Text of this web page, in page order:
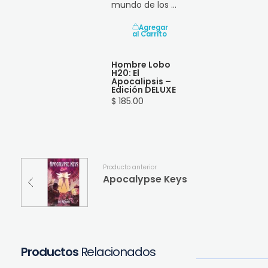
Hombre Lobo
H20: El
Apocalipsis –
Edición DELUXE
$ 185.00
mundo de los ...
Agregar
al Carrito
Producto anterior
Apocalypse Keys
ProductosRelacionados